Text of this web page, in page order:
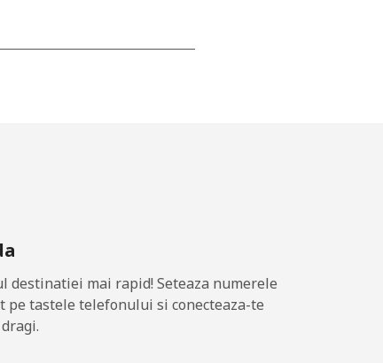
destinatiei mai rapid! Seteaza numerele
pe tastele telefonului si conecteaza-te